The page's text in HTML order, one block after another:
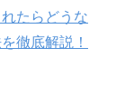
たらどうな
徹底解説！